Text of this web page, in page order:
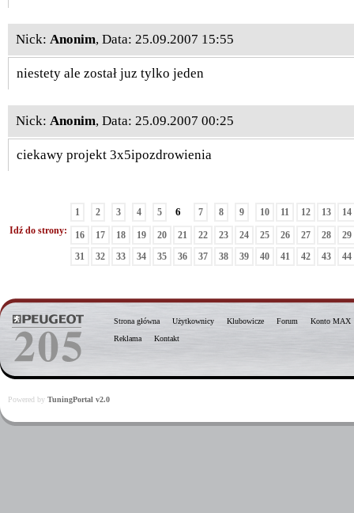
Nick: Anonim, Data: 25.09.2007 15:55
niestety ale został juz tylko jeden
Nick: Anonim, Data: 25.09.2007 00:25
ciekawy projekt 3x5ipozdrowienia
Idź do strony:
1 2 3 4 5 6 7 8 9 10 11 12 13 14
16 17 18 19 20 21 22 23 24 25 26 27 28
29
31
32 33 34 35 36 37 38 39 40 41 42 43 44
Strona główna Użytkownicy Klubowicze Forum
Konto MAX
Reklama
Kontakt
Powered by TuningPortal v2.0